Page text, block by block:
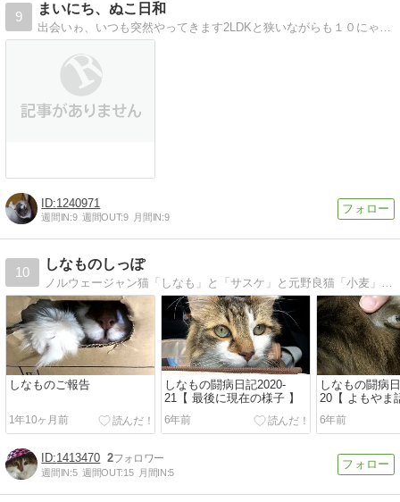
9
まいにち、ぬこ日和
出会いゎ、いつも突然やってきます2LDKと狭いながらも１０にゃん子とのドタバタ日記
1240971
週間IN:9 週間OUT:9 月間IN:9
10
しなものしっぽ
ノルウェージャン猫「しなも」と「サスケ」と元野良猫「小麦」の何気な〜い日常の写真創作日記。クスッとしたり、ほんわかしていただけると嬉しいな♪
しなものご報告
1年10ヶ月前
しなもの闘病日記2020-
21【 最後に現在の様子 】
6年前
しなもの闘病
20【 よもやま
6年前
1413470 2
週間IN:5 週間OUT:15 月間IN:5